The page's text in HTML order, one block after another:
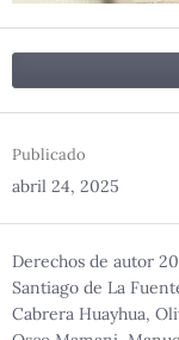
Publicado
abril 24, 2025
Derechos de autor
Santiago de La
Cabrera Huayhua,